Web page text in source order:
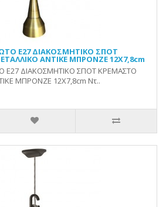
Ε27 ΔΙΑΚΟΣΜΗΤΙΚΟ ΣΠΟΤ
ΑΝΤΙΚΕ ΜΠΡΟΝΖΕ 12Χ7,8cm
ΔΙΑΚΟΣΜΗΤΙΚΟ ΣΠΟΤ ΚΡΕΜΑΣΤΟ
ΜΠΡΟΝΖΕ 12Χ7,8cm Ντ..